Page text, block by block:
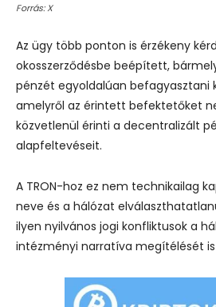
Forrás: X
Az ügy több ponton is érzékeny
okosszerződésbe beépített,
pénzét egyoldalúan befagyasztani
amelyről az érintett befektetőket
közvetlenül érinti a decentralizált
alapfeltevéseit.
A TRON-hoz ez nem technikailag
neve és a hálózat
ilyen nyilvános jogi konfliktusok a
intézményi narratíva megítélését